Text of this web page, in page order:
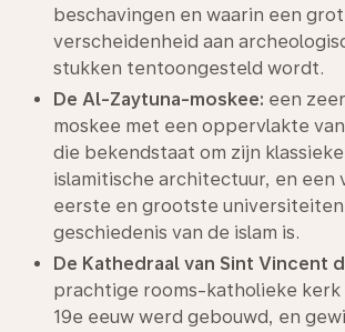
beschavingen en waarin een
verscheidenheid aan
stukken tentoongesteld wordt.
De Al-Zaytuna-moskee: een
moskee met een oppervlakte van
die bekendstaat om zijn klassieke
islamitische architectuur, en een
eerste en grootste universiteiten
geschiedenis van de islam is.
De Kathedraal van Sint Vincent
prachtige rooms-katholieke kerk
19e eeuw werd gebouwd, en